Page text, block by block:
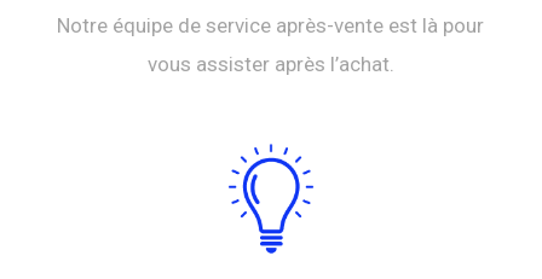
Notre équipe de service après-vente est là pour
vous assister après l’achat.